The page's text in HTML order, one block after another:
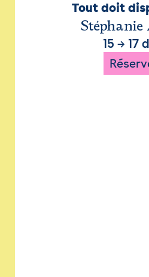
Tout doit
15 → 17